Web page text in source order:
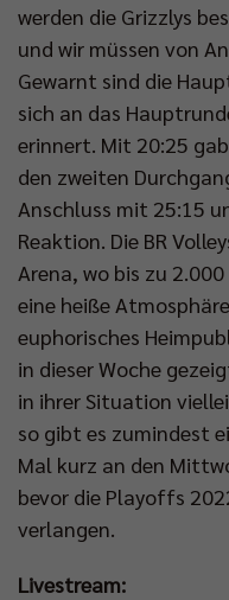
werden die Grizzlys
und wir müssen von
Gewarnt sind die
sich an das
erinnert. Mit 20:25
den zweiten
Anschluss mit 25:15
Reaktion. Die BR
Arena, wo bis zu
eine heiße
euphorisches
in dieser Woche
in ihrer Situation
so gibt es zumindest
Mal kurz an den
bevor die Playoffs
verlangen.
Livestream: